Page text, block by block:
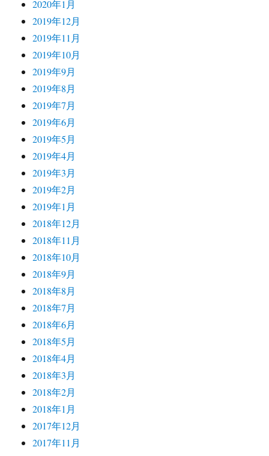
2020年1月
2019年12月
2019年11月
2019年10月
2019年9月
2019年8月
2019年7月
2019年6月
2019年5月
2019年4月
2019年3月
2019年2月
2019年1月
2018年12月
2018年11月
2018年10月
2018年9月
2018年8月
2018年7月
2018年6月
2018年5月
2018年4月
2018年3月
2018年2月
2018年1月
2017年12月
2017年11月